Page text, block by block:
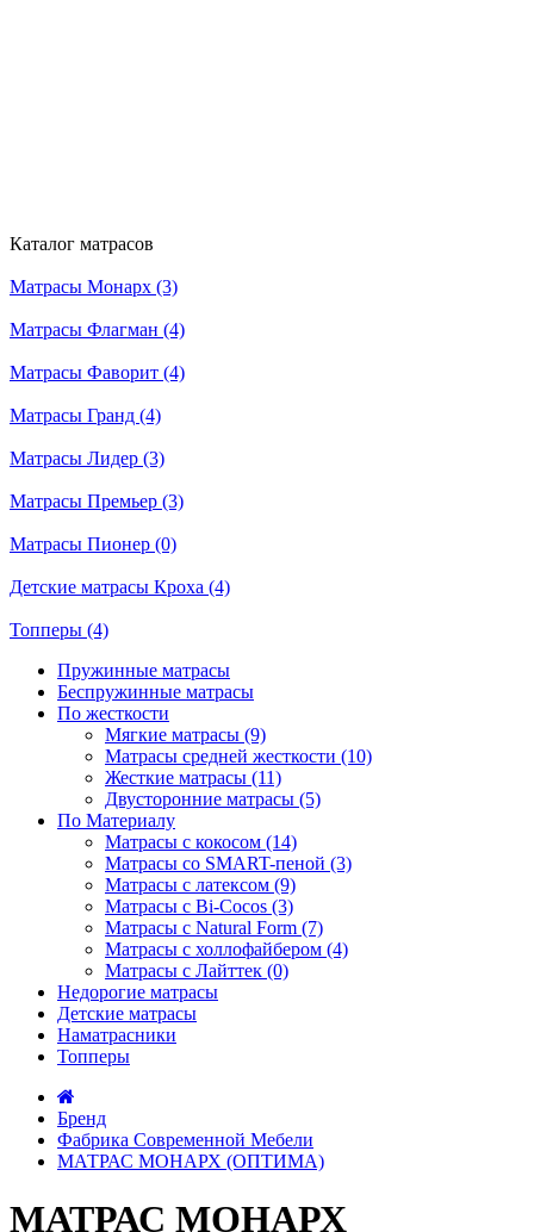
Каталог матрасов
Матрасы Монарх (3)
Матрасы Флагман (4)
Матрасы Фаворит (4)
Матрасы Гранд (4)
Матрасы Лидер (3)
Матрасы Премьер (3)
Матрасы Пионер (0)
Детские матрасы Кроха (4)
Топперы (4)
Пружинные матрасы
Беспружинные матрасы
По жесткости
Мягкие матрасы (9)
Матрасы средней жесткости (10)
Жесткие матрасы (11)
Двусторонние матрасы (5)
По Материалу
Матрасы с кокосом (14)
Матрасы со SMART-пеной (3)
Матрасы с латексом (9)
Матрасы с Bi-Cocos (3)
Матрасы с Natural Form (7)
Матрасы с холлофайбером (4)
Матрасы с Лайттек (0)
Недорогие матрасы
Детские матрасы
Наматрасники
Топперы
Бренд
Фабрика Современной Мебели
МАТРАС МОНАРХ (ОПТИМА)
МАТРАС МОНАРХ